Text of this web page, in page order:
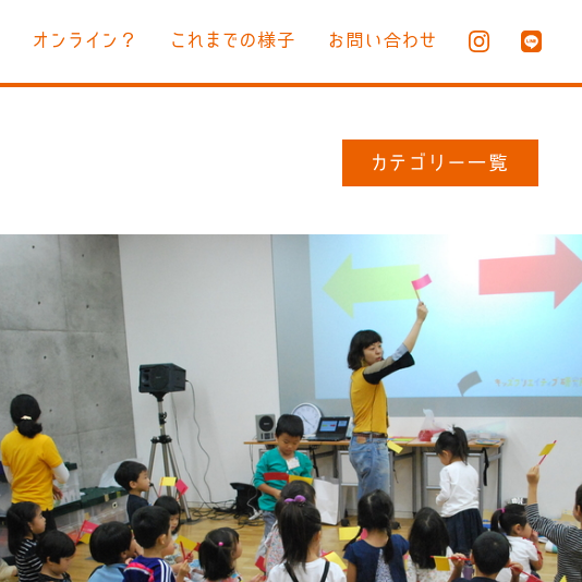
オンライン？ これまでの様子 お問い合わせ
カテゴリー一覧